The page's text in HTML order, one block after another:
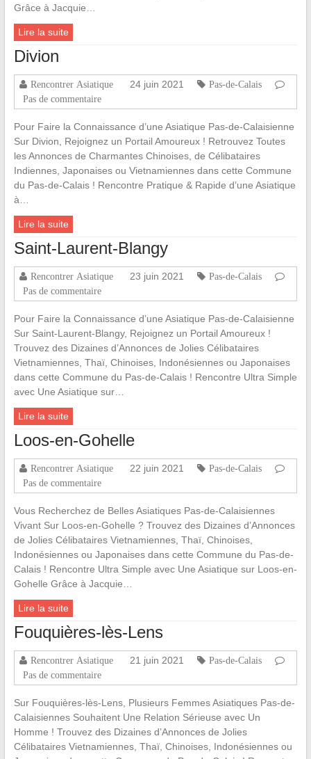
Grâce à Jacquie…
Lire la suite
Divion
Rencontrer Asiatique 24 juin 2021
Pas-de-Calais
Pas de commentaire
Pour Faire la Connaissance d’une Asiatique Pas-de-Calaisienne
Sur Divion, Rejoignez un Portail Amoureux ! Retrouvez Toutes
les Annonces de Charmantes Chinoises, de Célibataires
Indiennes, Japonaises ou Vietnamiennes dans cette Commune
du Pas-de-Calais ! Rencontre Pratique & Rapide d’une Asiatique
à…
Lire la suite
Saint-Laurent-Blangy
Rencontrer Asiatique 23 juin 2021
Pas-de-Calais
Pas de commentaire
Pour Faire la Connaissance d’une Asiatique Pas-de-Calaisienne
Sur Saint-Laurent-Blangy, Rejoignez un Portail Amoureux !
Trouvez des Dizaines d’Annonces de Jolies Célibataires
Vietnamiennes, Thaï, Chinoises, Indonésiennes ou Japonaises
dans cette Commune du Pas-de-Calais ! Rencontre Ultra Simple
avec Une Asiatique sur…
Lire la suite
Loos-en-Gohelle
Rencontrer Asiatique 22 juin 2021
Pas-de-Calais
Pas de commentaire
Vous Recherchez de Belles Asiatiques Pas-de-Calaisiennes
Vivant Sur Loos-en-Gohelle ? Trouvez des Dizaines d’Annonces
de Jolies Célibataires Vietnamiennes, Thaï, Chinoises,
Indonésiennes ou Japonaises dans cette Commune du Pas-de-
Calais ! Rencontre Ultra Simple avec Une Asiatique sur Loos-en-
Gohelle Grâce à Jacquie…
Lire la suite
Fouquières-lès-Lens
Rencontrer Asiatique 21 juin 2021
Pas-de-Calais
Pas de commentaire
Sur Fouquières-lès-Lens, Plusieurs Femmes Asiatiques Pas-de-
Calaisiennes Souhaitent Une Relation Sérieuse avec Un
Homme ! Trouvez des Dizaines d’Annonces de Jolies
Célibataires Vietnamiennes, Thaï, Chinoises, Indonésiennes ou